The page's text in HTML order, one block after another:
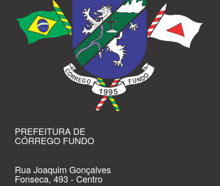
PREFEITURA DE
CÓRREGO FUNDO
Rua Joaquim Gonçalves
Fonseca, 493 - Centro